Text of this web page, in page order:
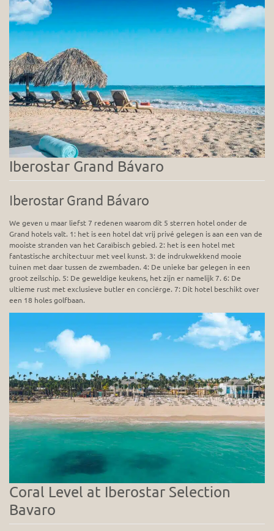
Iberostar Grand Bávaro
Iberostar Grand Bávaro
We geven u maar liefst 7 redenen waarom dit 5 sterren hotel onder de
Grand hotels valt. 1: het is een hotel dat vrij privé gelegen is aan een van de
mooiste stranden van het Caraïbisch gebied. 2: het is een hotel met
fantastische architectuur met veel kunst. 3: de indrukwekkend mooie
tuinen met daar tussen de zwembaden. 4: De unieke bar gelegen in een
groot zeilschip. 5: De geweldige keukens, het zijn er namelijk 7. 6: De
ultieme rust met exclusieve butler en conciërge. 7: Dit hotel beschikt over
een 18 holes golfbaan.
Coral Level at Iberostar Selection
Bavaro